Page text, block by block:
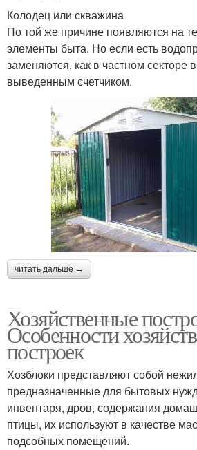
Колодец или скважина
По той же причине появляются на
элементы быта. Но если есть
заменяются, как в частном секторе
выведенным счетчиком.
читать дальше →
Хозяйственные
Особенности
построек
Хозблоки представляют собой
предназначенные для бытовых
инвентаря, дров, содержания
птицы, их используют в качестве
подсобных помещений.